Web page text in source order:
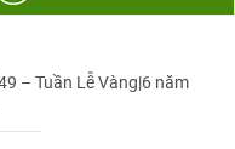
– Tuần Lễ Vàng|6 năm